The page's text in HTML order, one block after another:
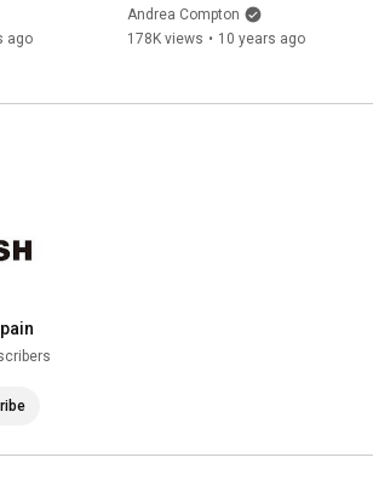
ago
Andrea Compton
178K views • 10 years ago